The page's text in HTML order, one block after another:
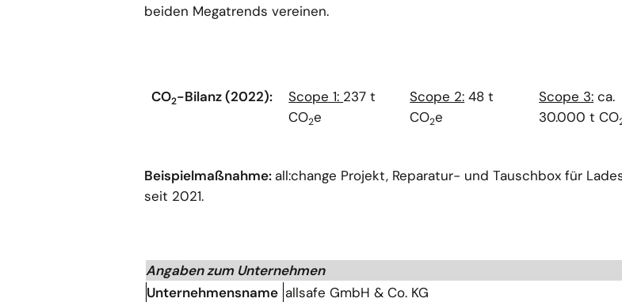
beiden Megatrends vereinen.
CO2-Bilanz (2022): Scope 1: 237 t
CO2e
Scope 2: 48 t
CO2e
Scope 3: ca.
30.000 t CO
Beispielmaßnahme:all:change Projekt, Reparatur- und Tauschbox für
seit 2021.
Angaben zum Unternehmen
Unternehmensname allsafe GmbH & Co. KG